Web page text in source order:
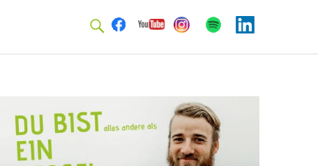
Facebook
YoutubeInstagram
SpotifyLinkedin